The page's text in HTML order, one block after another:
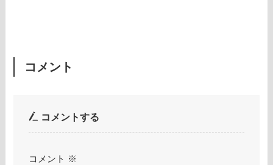
コメント
コメントする
コメント ※